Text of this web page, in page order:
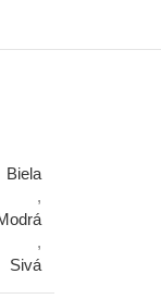
Biela
,
,
Sivá